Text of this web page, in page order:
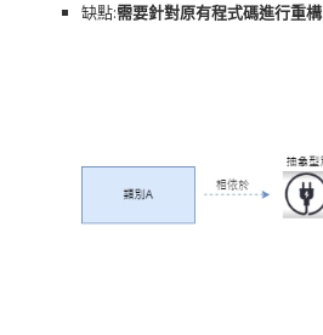
缺點:需要針對原有程式碼進行重構